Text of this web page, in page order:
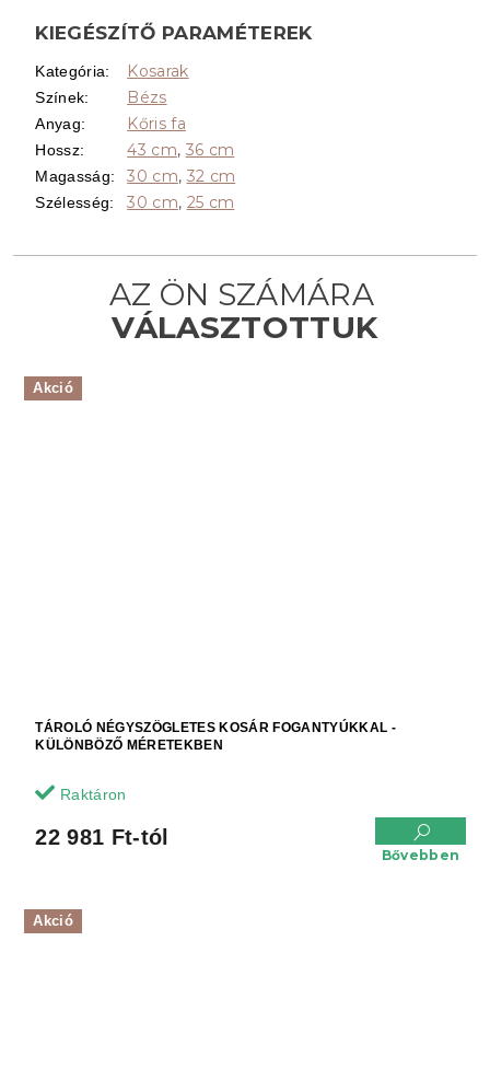
Akció
TÁROLÓ NÉGYSZÖGLETES KOSÁR FOGANTYÚKKAL -
KÜLÖNBÖZŐ MÉRETEKBEN
Raktáron
22 981 Ft-tól
Bővebben
Akció
KIEGÉSZÍTŐ PARAMÉTEREK
Kategória: Kosarak
Színek: Bézs
Anyag: Kőris fa
Hossz: 43 cm, 36 cm
Magasság: 30 cm, 32 cm
Szélesség: 30 cm, 25 cm